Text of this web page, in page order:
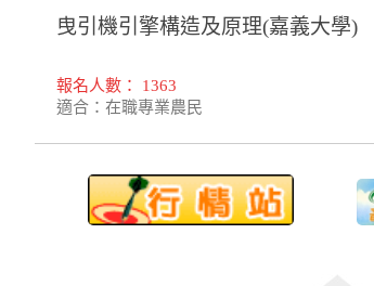
曳引機引擎構造及原理(嘉義大學)
報名人數： 1363
適合：在職專業農民